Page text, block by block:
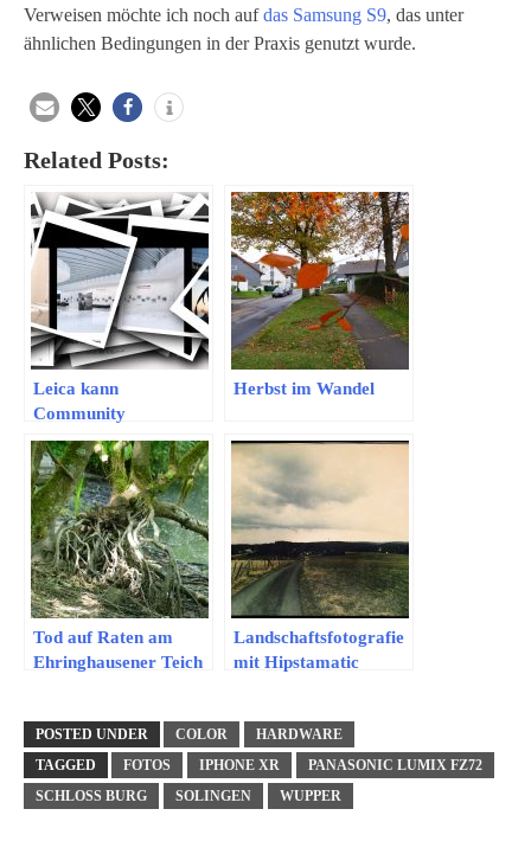
Verweisen möchte ich noch aufdas Samsung S9, das unter
ähnlichen Bedingungen in der Praxis genutzt wurde.
Related Posts:
Leica kann
Community
Herbst im Wandel
Tod auf Raten am
Ehringhausener Teich
Landschaftsfotografie
mit Hipstamatic
POSTED UNDER COLOR
HARDWARE
TAGGED
FOTOS IPHONE XR
PANASONIC LUMIX FZ72
SCHLOSS BURG
SOLINGEN WUPPER